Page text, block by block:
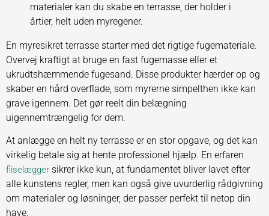
materialer kan du skabe en terrasse, der holder i
årtier, helt uden myregener.
En myresikret terrasse starter med det rigtige fugemateriale.
Overvej kraftigt at bruge en fast fugemasse eller et
ukrudtshæmmende fugesand. Disse produkter hærder op og
skaber en hård overflade, som myrerne simpelthen ikke kan
grave igennem. Det gør reelt din belægning
uigennemtrængelig for dem.
At anlægge en helt ny terrasse er en stor opgave, og det kan
virkelig betale sig at hente professionel hjælp. En erfaren
fliselægger sikrer ikke kun, at fundamentet bliver lavet efter
alle kunstens regler, men kan også give uvurderlig rådgivning
om materialer og løsninger, der passer perfekt til netop din
have.